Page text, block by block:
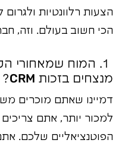
הצעות רלוונטיות
הכי חשוב בעולם. וזה,
1. המוח שמאחורי
מנצחים בזכות CRM?
דמיינו שאתם מוכרים
למכור יותר, אתם
הפוטנציאליים שלכם.